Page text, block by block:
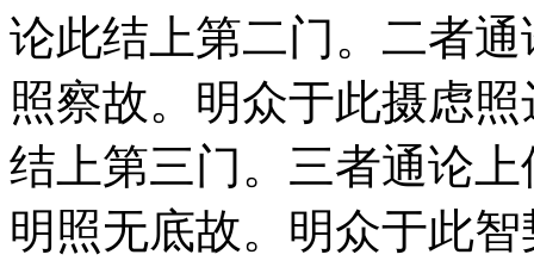
论此结上第二门。二者
照察故。明众于此摄虑
结上第三门。三者通论
明照无底故。明众于此